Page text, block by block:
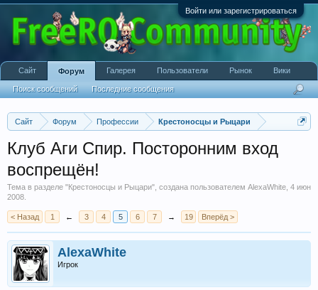
Войти или зарегистрироваться
Сайт Форум Профессии Крестоносцы и Рыцари
Клуб Аги Спир. Посторонним вход
воспрещён!
Тема в разделе "Крестоносцы и Рыцари", создана пользователем AlexaWhite 4 июн
2008
< Назад 1 ← 3 4 5 6 7 → 19 Вперёд >
AlexaWhite
Игрок
Сайт Форум
Поиск сообщений Последние сообщения
Галерея Пользователи Рынок Вики